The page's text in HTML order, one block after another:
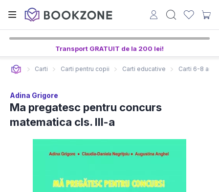
Transport GRATUIT de la 200 lei!
Carti Carti pentru copii Carti educative Carti 6-8 ani
Adina Grigore
Ma pregatesc pentru concurs
matematica cls. III-a